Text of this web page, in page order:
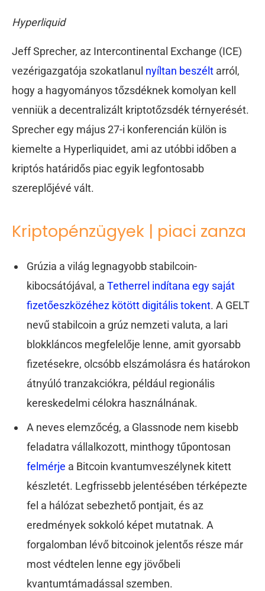
Hyperliquid
Jeff Sprecher, az Intercontinental Exchange (ICE)
vezérigazgatója szokatlanul nyíltan beszélt arról,
hogy a hagyományos tőzsdéknek komolyan kell
venniük a decentralizált kriptotőzsdék térnyerését.
Sprecher egy május 27-i konferencián külön is
kiemelte a Hyperliquidet, ami az utóbbi időben a
kriptós határidős piac egyik legfontosabb
szereplőjévé vált.
Kriptopénzügyek | piaci zanza
Grúzia a világ legnagyobb stabilcoin-
kibocsátójával, a Tetherrel indítana egy saját
fizetőeszközéhez kötött digitális tokent. A GELT
nevű stabilcoin a grúz nemzeti valuta, a lari
blokkláncos megfelelője lenne, amit gyorsabb
fizetésekre, olcsóbb elszámolásra és határokon
átnyúló tranzakciókra, például regionális
kereskedelmi célokra használnának.
A neves elemzőcég, a Glassnode nem kisebb
feladatra vállalkozott, minthogy tűpontosan
felmérje a Bitcoin kvantumveszélynek kitett
készletét. Legfrissebb jelentésében térképezte
fel a hálózat sebezhető pontjait, és az
eredmények sokkoló képet mutatnak. A
forgalomban lévő bitcoinok jelentős része már
most védtelen lenne egy jövőbeli
kvantumtámadással szemben.